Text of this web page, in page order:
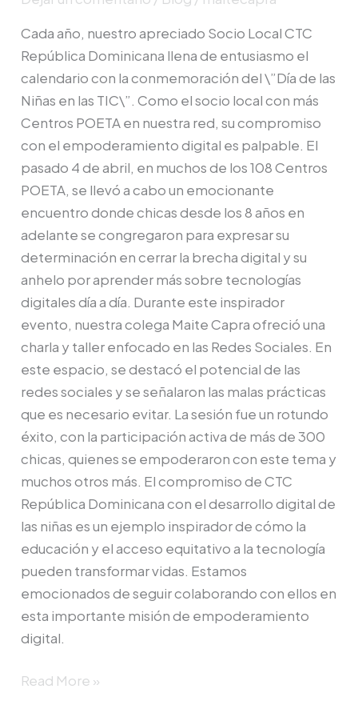
Cada año, nuestro apreciado Socio Local CTC
República Dominicana llena de entusiasmo el
calendario con la conmemoración del \”Día de las
Niñas en las TIC\”. Como el socio local con más
Centros POETA en nuestra red, su compromiso
con el empoderamiento digital es palpable. El
pasado 4 de abril, en muchos de los 108 Centros
POETA, se llevó a cabo un emocionante
encuentro donde chicas desde los 8 años en
adelante se congregaron para expresar su
determinación en cerrar la brecha digital y su
anhelo por aprender más sobre tecnologías
digitales día a día. Durante este inspirador
evento, nuestra colega Maite Capra ofreció una
charla y taller enfocado en las Redes Sociales. En
este espacio, se destacó el potencial de las
redes sociales y se señalaron las malas prácticas
que es necesario evitar. La sesión fue un rotundo
éxito, con la participación activa de más de 300
chicas, quienes se empoderaron con este tema y
muchos otros más. El compromiso de CTC
República Dominicana con el desarrollo digital de
las niñas es un ejemplo inspirador de cómo la
educación y el acceso equitativo a la tecnología
pueden transformar vidas. Estamos
emocionados de seguir colaborando con ellos en
esta importante misión de empoderamiento
digital.
Read More »